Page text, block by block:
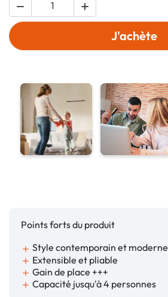
 
J'achète
Points forts du produit
add Style contemporain et moderne
add Extensible et pliable
add Gain de place +++
add Capacité jusqu'à 4 personnes